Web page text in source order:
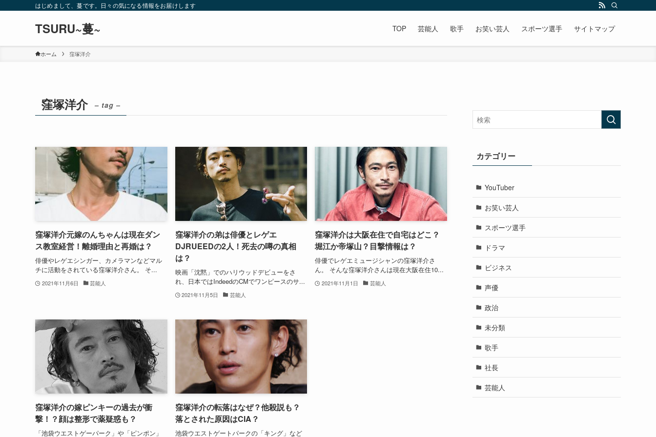
はじめまして、蔓です。日々の気になる情報をお届けします
TSURU~蔓~ TOP 芸能人 歌手 お笑い芸人 スポーツ選手 サイトマップ
ホーム 窪塚洋介
窪塚洋介 – tag –
窪塚洋介元嫁のんちゃんは現在ダン
ス教室経営！離婚理由と再婚は？
俳優やレゲエシンガー、カメラマンなどマル
チに活動をされている窪塚洋介さん。 そ...
2021年11月6日 芸能人
窪塚洋介の弟は俳優とレゲエ
DJRUEEDの2人！死去の噂の真相
は？
映画「沈黙」でのハリウッドデビューをさ
れ、日本ではIndeedのCMでワンピースのサ...
2021年11月5日 芸能人
窪塚洋介は大阪在住で自宅はどこ？
堀江か帝塚山？目撃情報は？
俳優でレゲエミュージシャンの窪塚洋介さ
ん。 そんな窪塚洋介さんは現在大阪在住10...
2021年11月1日 芸能人
窪塚洋介の嫁ピンキーの過去が衝
撃！？顔は整形で薬疑惑も？
「池袋ウエストゲーパーク」や「ピンポン」
窪塚洋介の転落はなぜ？他殺説も？
落とされた原因はCIA？
池袋ウエストゲートパークの「キング」など
カテゴリー
YouTuber
お笑い芸人
スポーツ選手
ドラマ
ビジネス